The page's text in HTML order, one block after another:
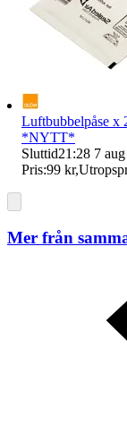
Luftbubbelpåse x
*NYTT*
Sluttid21:28 7
Pris:99 kr,
Mer från